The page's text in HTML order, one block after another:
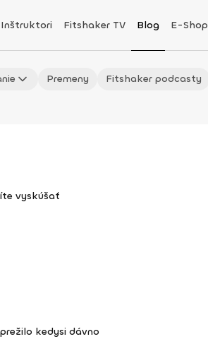
Inštruktori Fitshaker TV Blog E-Shop
Premeny Fitshaker podcasty
vyskúšať
kedysi dávno